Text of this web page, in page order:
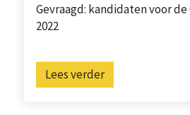
Gevraagd: kandidaten voor de
2022
Lees verder